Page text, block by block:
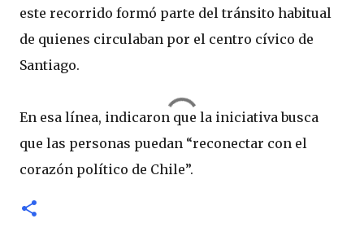
este recorrido formó parte del tránsito habitual
de quienes circulaban por el centro cívico de
Santiago.
En esa línea, indicaron que la iniciativa busca
que las personas puedan “reconectar con el
corazón político de Chile”.